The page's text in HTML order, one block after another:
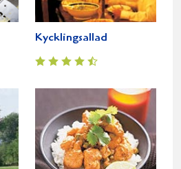
Kycklingsallad